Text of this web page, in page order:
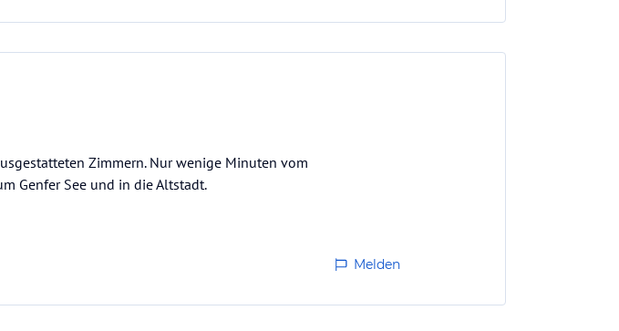
Zimmern. Nur wenige Minuten vom
Genfer See und in die Altstadt.
Melden